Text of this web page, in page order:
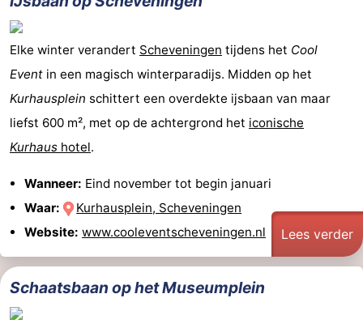
Elke winter verandert Scheveningen tijdens het Cool
Event in een magisch winterparadijs. Midden op het
Kurhausplein schittert een overdekte ijsbaan van maar
liefst 600 m², met op de achtergrond het iconische
Kurhaus hotel.
Wanneer: Eind november tot begin januari
Waar:
Kurhausplein, Scheveningen
Website: www.cooleventscheveningen.nl Lees verder
Schaatsbaan op het Museumplein